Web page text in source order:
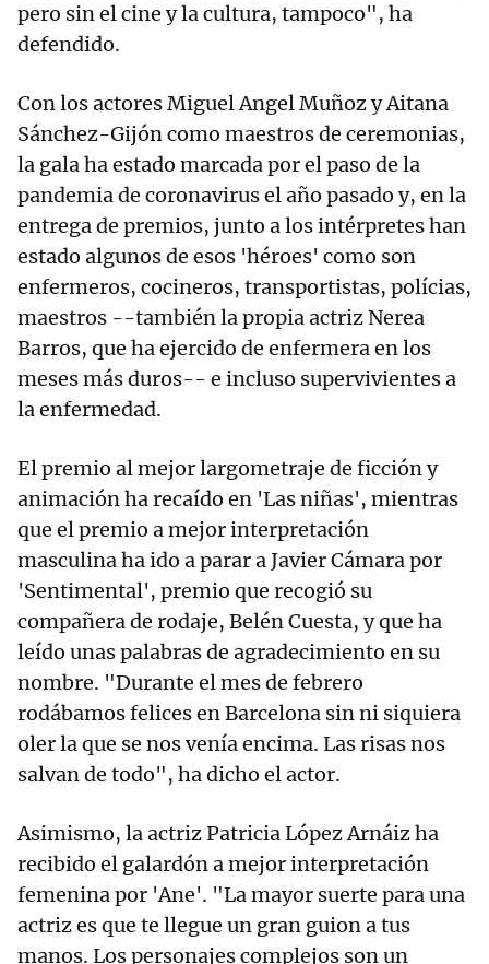
pero sin el cine y la cultura, tampoco", ha
defendido.
Con los actores Miguel Angel Muñoz y Aitana
Sánchez-Gijón como maestros de ceremonias,
la gala ha estado marcada por el paso de la
pandemia de coronavirus el año pasado y, en la
entrega de premios, junto a los intérpretes han
estado algunos de esos 'héroes' como son
enfermeros, cocineros, transportistas, polícias,
maestros --también la propia actriz Nerea
Barros, que ha ejercido de enfermera en los
meses más duros-- e incluso supervivientes a
la enfermedad.
El premio al mejor largometraje de ficción y
animación ha recaído en 'Las niñas', mientras
que el premio a mejor interpretación
masculina ha ido a parar a Javier Cámara por
'Sentimental', premio que recogió su
compañera de rodaje, Belén Cuesta, y que ha
leído unas palabras de agradecimiento en su
nombre. "Durante el mes de febrero
rodábamos felices en Barcelona sin ni siquiera
oler la que se nos venía encima. Las risas nos
salvan de todo", ha dicho el actor.
Asimismo, la actriz Patricia López Arnáiz ha
recibido el galardón a mejor interpretación
femenina por 'Ane'. "La mayor suerte para una
actriz es que te llegue un gran guion a tus
manos. Los personajes complejos son un